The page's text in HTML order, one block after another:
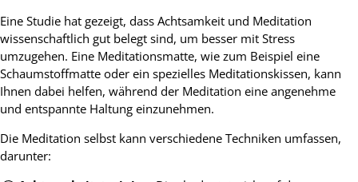
Eine Studie hat gezeigt, dass Achtsamkeit und Meditation
wissenschaftlich gut belegt sind, um besser mit Stress
umzugehen. Eine Meditationsmatte, wie zum Beispiel eine
Schaumstoffmatte oder ein spezielles Meditationskissen, kann
Ihnen dabei helfen, während der Meditation eine angenehme
und entspannte Haltung einzunehmen.
Die Meditation selbst kann verschiedene Techniken umfassen,
darunter: